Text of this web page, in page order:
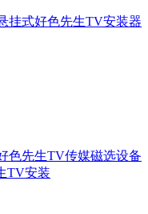
挂式好色先生TV安装器
色先生TV传媒磁选设备
TV安装